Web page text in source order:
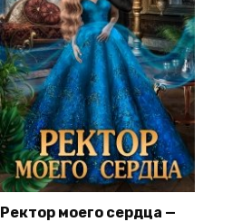
Ректор моего сердца —